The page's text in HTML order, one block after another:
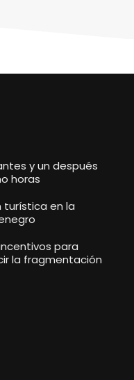
y un después
horas
turística en la
para
la fragmentación